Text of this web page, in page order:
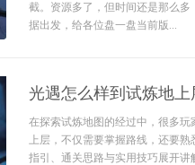
截。资源多了，但时间还是那么
据出发，给各位盘一盘当前版...
光遇怎么样到试炼地上
在探索试炼地图的经过中，很多
上层，不仅需要掌握路线，还要
指引、通关思路与实用技巧展开讲